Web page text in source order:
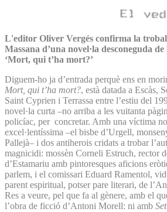
L'editor Oliver Vergés confirma la
Massana d’una novel·la desconeguda de
‘Mort, qui t’ha mort?’
Diguem-ho ja d’entrada perquè ens en
Mort, qui t’ha mort?, està datada a Escàs,
Saint Cyprien i Terrassa entre l’estiu del
novel·la curta –no arriba a les vuitanta
policíac, per concretar. Amb una víctima
excel·lentíssima –el bisbe d’Urgell,
Pallejà– i dos antiherois cridats a trobar
magnicidi: mossèn Corneli Estruch, rector
d’Estamariu amb pintoresques aficions
parlem, i el comissari Eduard Ramentol,
parent espiritual, potser pare literari, de
Res a veure, pel que fa al gènere, amb el
l’obra de ficció d’Antoni Morell: ni amb